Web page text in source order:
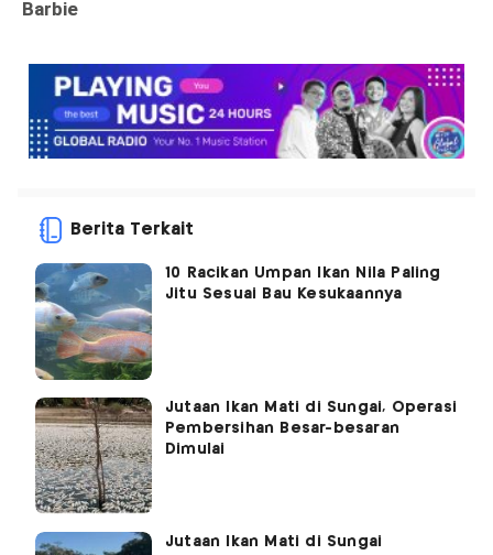
Berita Terkait
10 Racikan Umpan Ikan Nila Paling
Jitu Sesuai Bau Kesukaannya
Jutaan Ikan Mati di Sungai, Operasi
Pembersihan Besar-besaran
Dimulai
Jutaan Ikan Mati di Sungai